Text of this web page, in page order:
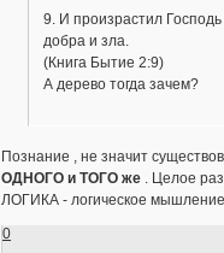
9. И произрастил
добра и зла.
(Книга Бытие 2:9)
А дерево тогда зачем?
Познание , не значит
ОДНОГО и ТОГО же . Целое
ЛОГИКА - логическое мышление
0